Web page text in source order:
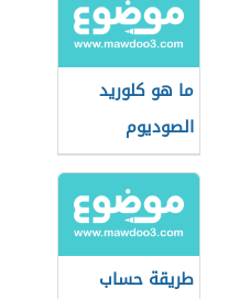
ما هو كلوريد
الصوديوم
طريقة حساب